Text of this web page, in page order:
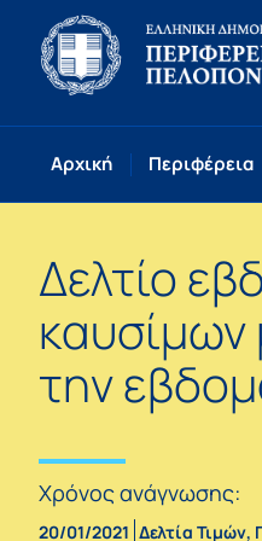
Αρχική Περιφέρεια
Δελτίο
καυσίμων
την
Χρόνος ανάγνωσης:
20/01/2021 Δελτία Τιμών,